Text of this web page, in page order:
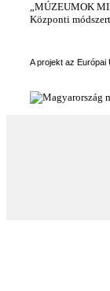
„MÚZEUMOK
Központi
A projekt az Európai